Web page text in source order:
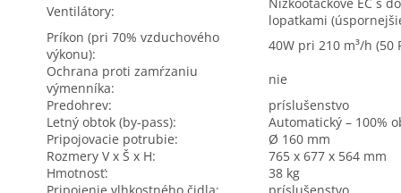
Ventilátory:
Nízkootáčkové EC s
lopatkami
Príkon (pri 70% vzduchového
výkonu):
40W pri 210 m³/h (50
Ochrana proti zamŕzaniu
výmenníka:
nie
Predohrev:
príslušenstvo
Letný obtok (by-pass):
Automatický – 100%
Pripojovacie potrubie:
Ø 160 mm
Rozmery V x Š x H:
765 x 677 x 564 mm
Hmotnosť:
38 kg